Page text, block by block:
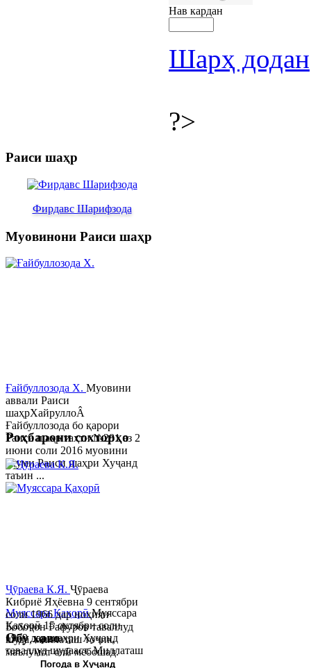
Нав кардан
Шарҳ додан
?>
Раиси шаҳр
Фирдавс Шарифзода
Муовинони Раиси шаҳр
Ғайбуллозода Х. Муовини
аввали Раиси
шаҳрХайруллоÂ
Ғайбуллозода бо қарори
Раиси шаҳр таҳти №281 аз 2
июни соли 2016 муовини
якуми Раиси шаҳри Хуҷанд
таъин ...
Муяссара ҚаҳорӣМуяссара
Қаҳорӣ 15 октябри соли
1979 дар шаҳри Хуҷанд
таваллуд шудааст. Миллаташ
тоҷик. Маълумот олӣ. Соли
Роҳбарони сохторҳо
Ҷӯраева К.Я. Ҷӯраева
Кибриё Яҳёевна 9 сентябри
соли 1966 дар ноҳияи
Бобоҷон Ғафуров таваллуд
шуда, миллаташ тоҷик,
маълумот олӣ мебошад.
Соли 1997 Донишг...
Обу хаво
Погода в Хуҷанд